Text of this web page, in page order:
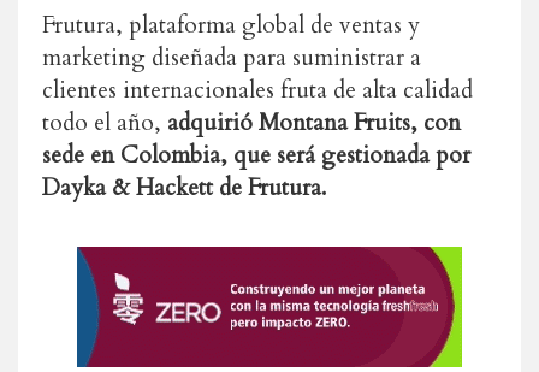
Frutura, plataforma global de ventas y
marketing diseñada para suministrar a
clientes internacionales fruta de alta calidad
todo el año, adquirió Montana Fruits, con
sede en Colombia, que será gestionada por
Dayka & Hackett de Frutura.